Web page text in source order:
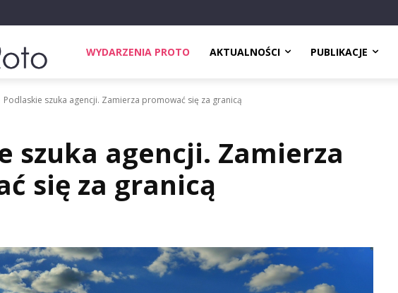
WYDARZENIA PROTO AKTUALNOŚCI PUBLIKACJE
Podlaskie szuka agencji. Zamierza promować się za granicą
szuka agencji. Zamierza
się za granicą